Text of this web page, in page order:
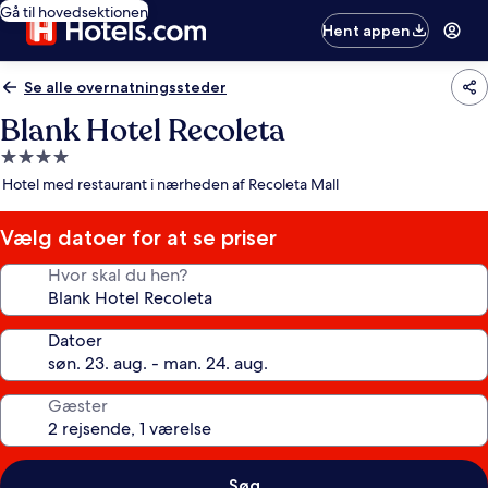
Gå til hovedsektionen
Hent appen
Se alle overnatningssteder
Blank Hotel Recoleta
4.0-
stjernet
Hotel med restaurant i nærheden af Recoleta Mall
Vælg datoer for at se priser
Hvor skal du hen?
Datoer
Gæster